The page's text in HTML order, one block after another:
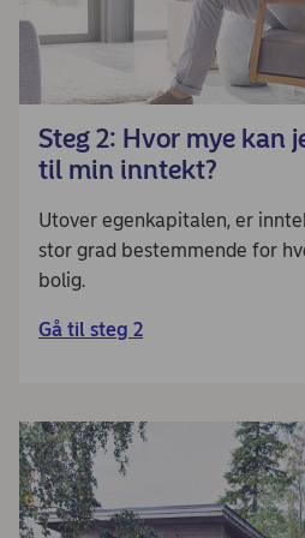
Steg 2: Hvor mye kan
til min inntekt?
Utover egenkapitalen, er
stor grad bestemmende for
bolig.
Gå til steg 2